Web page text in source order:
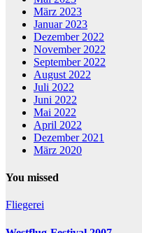
März 2023
Januar 2023
Dezember 2022
November 2022
September 2022
August 2022
Juli 2022
Juni 2022
Mai 2022
April 2022
Dezember 2021
März 2020
You missed
Fliegerei